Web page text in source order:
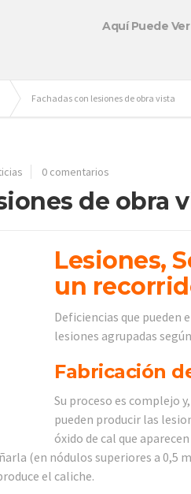
Aquí Puede
Fachadas con lesiones de obra vista
0 comentarios
de obra
Lesiones,
un
Deficiencias que pueden
lesiones agrupadas
Fabricación
Su proceso es complejo
pueden producir las
óxido de cal que
(en nódulos superiores a 0,5
el caliche.